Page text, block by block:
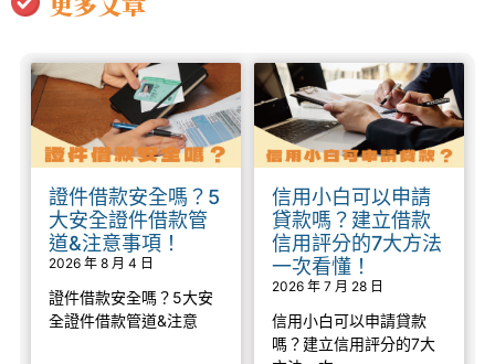
證件借款安全嗎？5
大安全證件借款管
道&注意事項！
2026 年 8 月 4 日
證件借款安全嗎？5大安
全證件借款管道&注意
信用小白可以申請
貸款嗎？建立借款
信用評分的7大方法
一次看懂！
2026 年 7 月 28 日
信用小白可以申請貸款
嗎？建立信用評分的7大